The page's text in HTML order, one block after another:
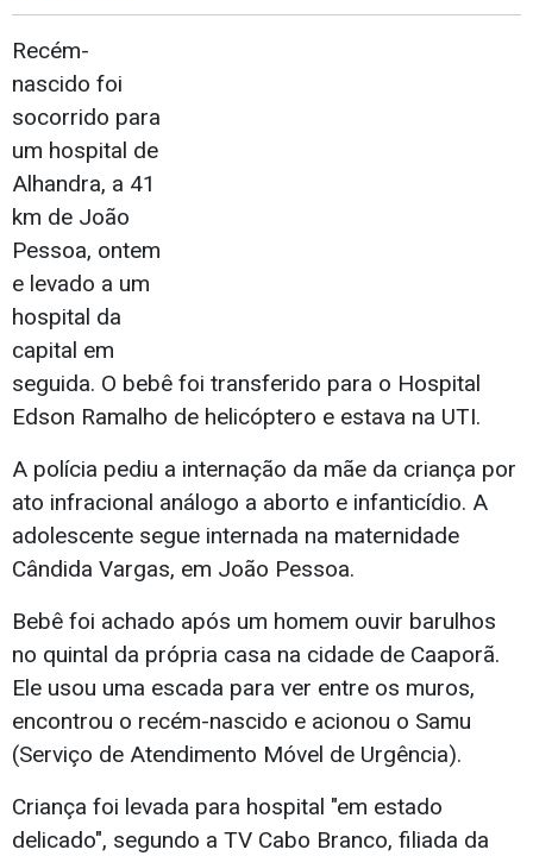
Recém-
nascido foi
socorrido para
um hospital de
Alhandra, a 41
km de João
Pessoa, ontem
e levado a um
hospital da
capital em
seguida. O bebê foi transferido para o Hospital
Edson Ramalho de helicóptero e estava na UTI.
A polícia pediu a internação da mãe da criança por
ato infracional análogo a aborto e infanticídio. A
adolescente segue internada na maternidade
Cândida Vargas, em João Pessoa.
Bebê foi achado após um homem ouvir barulhos
no quintal da própria casa na cidade de Caaporã.
Ele usou uma escada para ver entre os muros,
encontrou o recém-nascido e acionou o Samu
(Serviço de Atendimento Móvel de Urgência).
Criança foi levada para hospital "em estado
delicado", segundo a TV Cabo Branco, filiada da